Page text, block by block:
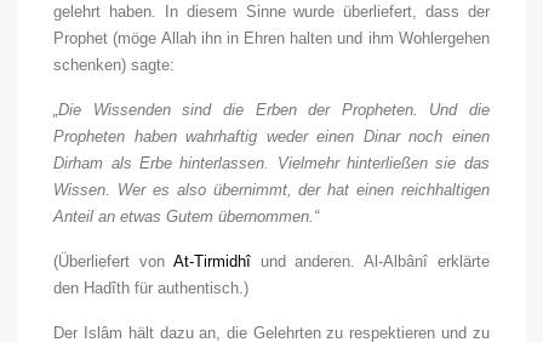
gelehrt haben. In diesem Sinne wurde überliefert, dass der
Prophet (möge Allah ihn in Ehren halten und ihm Wohlergehen
schenken) sagte:
„Die Wissenden sind die Erben der Propheten. Und die
Propheten haben wahrhaftig weder einen Dinar noch einen
Dirham als Erbe hinterlassen. Vielmehr hinterließen sie das
Wissen. Wer es also übernimmt, der hat einen reichhaltigen
Anteil an etwas Gutem übernommen.“
(Überliefert von At-Tirmidhîund anderen. Al-Albânî erklärte
den Hadîth für authentisch.)
Der Islâm hält dazu an, die Gelehrten zu respektieren und zu